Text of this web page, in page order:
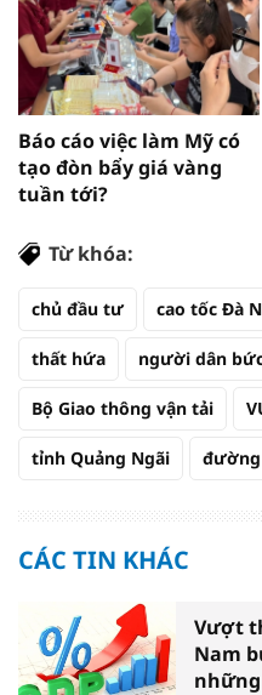
Báo cáo việc làm Mỹ có
tạo đòn bẩy giá vàng
tuần tới?
Từ khóa:
chủ đầu tư cao tốc Đà
thất hứa người dân
Bộ Giao thông vận tải
tỉnh Quảng Ngãi
CÁC TIN KHÁC
Vượt
Nam